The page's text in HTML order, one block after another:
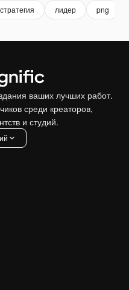
стратегия лидер png
ваших лучших работ.
среди креаторов,
и студий.